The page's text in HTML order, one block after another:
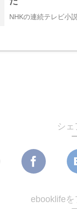
NHKの連続テレビ小
シェ
ebooklifeを